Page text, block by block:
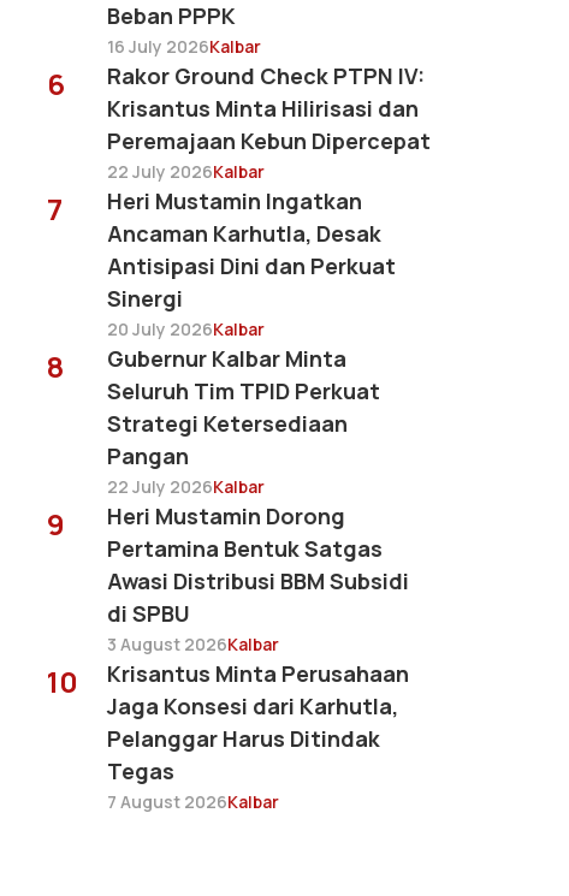
Beban PPPK
16 July 2026Kalbar
6
Rakor Ground Check PTPN IV:
Krisantus Minta Hilirisasi dan
Peremajaan Kebun Dipercepat
22 July 2026Kalbar
7
Heri Mustamin Ingatkan
Ancaman Karhutla, Desak
Antisipasi Dini dan Perkuat
Sinergi
20 July 2026Kalbar
8
Gubernur Kalbar Minta
Seluruh Tim TPID Perkuat
Strategi Ketersediaan
Pangan
22 July 2026Kalbar
9
Heri Mustamin Dorong
Pertamina Bentuk Satgas
Awasi Distribusi BBM Subsidi
di SPBU
3 August 2026Kalbar
10
Krisantus Minta Perusahaan
Jaga Konsesi dari Karhutla,
Pelanggar Harus Ditindak
Tegas
7 August 2026Kalbar